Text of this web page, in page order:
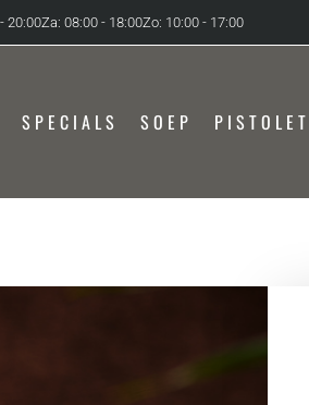
20:00Za: 08:00 - 18:00Zo: 10:00 - 17:00
SPECIALS SOEP